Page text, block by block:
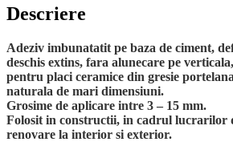
Descriere
Adeziv imbunatatit pe baza de ciment,
deschis extins, fara alunecare pe
pentru placi ceramice din gresie
naturala de mari dimensiuni.
Grosime de aplicare intre 3 – 15 mm.
Folosit in constructii, in cadrul lucrarilor
renovare la interior si exterior.